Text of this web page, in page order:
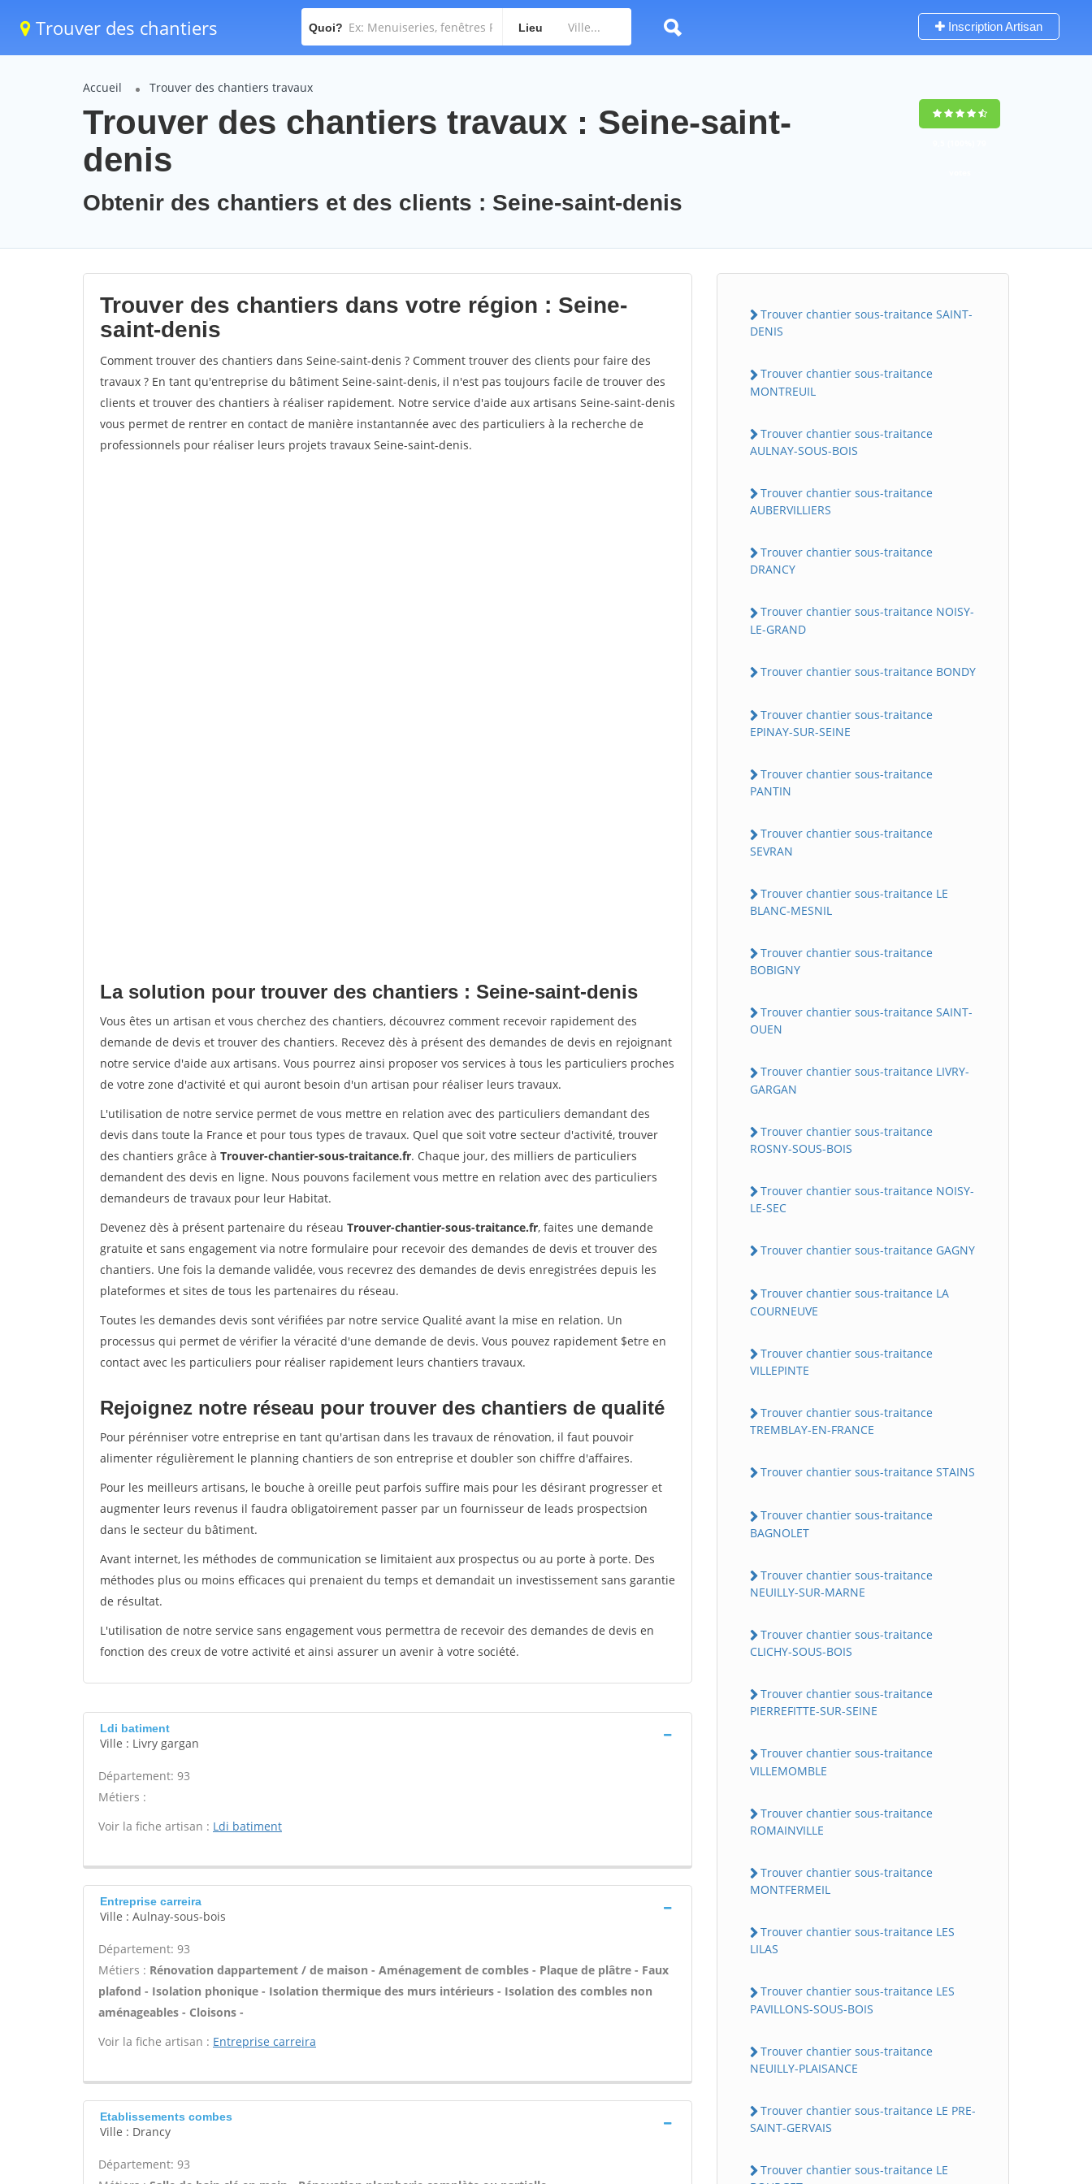
Trouver des chantiers Quoi? Lieu Inscription Artisan
Accueil Trouver des chantiers travaux
Trouver des chantiers travaux : Seine-saint-
denis
Obtenir des chantiers et des clients : Seine-saint-denis
Trouver des chantiers dans votre région : Seine-
saint-denis
Comment trouver des chantiers dans Seine-saint-denis ? Comment trouver des clients pour faire des
travaux ? En tant qu'entreprise du bâtiment Seine-saint-denis, il n'est pas toujours facile de trouver des
clients et trouver des chantiers à réaliser rapidement. Notre service d'aide aux artisans Seine-saint-denis
vous permet de rentrer en contact de manière instantannée avec des particuliers à la recherche de
professionnels pour réaliser leurs projets travaux Seine-saint-denis.
La solution pour trouver des chantiers : Seine-saint-denis
Vous êtes un artisan et vous cherchez des chantiers, découvrez comment recevoir rapidement des
demande de devis et trouver des chantiers. Recevez dès à présent des demandes de devis en rejoignant
notre service d'aide aux artisans. Vous pourrez ainsi proposer vos services à tous les particuliers proches
de votre zone d'activité et qui auront besoin d'un artisan pour réaliser leurs travaux.
L'utilisation de notre service permet de vous mettre en relation avec des particuliers demandant des
devis dans toute la France et pour tous types de travaux. Quel que soit votre secteur d'activité, trouver
des chantiers grâce à Trouver-chantier-sous-traitance.fr. Chaque jour, des milliers de particuliers
demandent des devis en ligne. Nous pouvons facilement vous mettre en relation avec des particuliers
demandeurs de travaux pour leur Habitat.
Devenez dès à présent partenaire du réseau Trouver-chantier-sous-traitance.fr, faites une demande
gratuite et sans engagement via notre formulaire pour recevoir des demandes de devis et trouver des
chantiers. Une fois la demande validée, vous recevrez des demandes de devis enregistrées depuis les
plateformes et sites de tous les partenaires du réseau.
Toutes les demandes devis sont vérifiées par notre service Qualité avant la mise en relation. Un
processus qui permet de vérifier la véracité d'une demande de devis. Vous pouvez rapidement $etre en
contact avec les particuliers pour réaliser rapidement leurs chantiers travaux.
Rejoignez notre réseau pour trouver des chantiers de qualité
Pour pérénniser votre entreprise en tant qu'artisan dans les travaux de rénovation, il faut pouvoir
alimenter régulièrement le planning chantiers de son entreprise et doubler son chiffre d'affaires.
Pour les meilleurs artisans, le bouche à oreille peut parfois suffire mais pour les désirant progresser et
augmenter leurs revenus il faudra obligatoirement passer par un fournisseur de leads prospectsion
dans le secteur du bâtiment.
Avant internet, les méthodes de communication se limitaient aux prospectus ou au porte à porte. Des
méthodes plus ou moins efficaces qui prenaient du temps et demandait un investissement sans garantie
de résultat.
L'utilisation de notre service sans engagement vous permettra de recevoir des demandes de devis en
fonction des creux de votre activité et ainsi assurer un avenir à votre société.
Ldi batiment
Ville : Livry gargan
Département: 93
Métiers :
Voir la fiche artisan : Ldi batiment
Entreprise carreira
Ville : Aulnay-sous-bois
Département: 93
Métiers : Rénovation dappartement / de maison - Aménagement de combles - Plaque de plâtre - Faux
plafond - Isolation phonique - Isolation thermique des murs intérieurs - Isolation des combles non
aménageables - Cloisons -
Voir la fiche artisan : Entreprise carreira
Etablissements combes
Ville : Drancy
Département: 93
Trouver chantier sous-traitance SAINT-
DENIS
Trouver chantier sous-traitance
MONTREUIL
Trouver chantier sous-traitance
AULNAY-SOUS-BOIS
Trouver chantier sous-traitance
AUBERVILLIERS
Trouver chantier sous-traitance
DRANCY
Trouver chantier sous-traitance NOISY-
LE-GRAND
Trouver chantier sous-traitance BONDY
Trouver chantier sous-traitance
EPINAY-SUR-SEINE
Trouver chantier sous-traitance
PANTIN
Trouver chantier sous-traitance
SEVRAN
Trouver chantier sous-traitance LE
BLANC-MESNIL
Trouver chantier sous-traitance
BOBIGNY
Trouver chantier sous-traitance SAINT-
OUEN
Trouver chantier sous-traitance LIVRY-
GARGAN
Trouver chantier sous-traitance
ROSNY-SOUS-BOIS
Trouver chantier sous-traitance NOISY-
LE-SEC
Trouver chantier sous-traitance GAGNY
Trouver chantier sous-traitance LA
COURNEUVE
Trouver chantier sous-traitance
VILLEPINTE
Trouver chantier sous-traitance
TREMBLAY-EN-FRANCE
Trouver chantier sous-traitance STAINS
Trouver chantier sous-traitance
BAGNOLET
Trouver chantier sous-traitance
NEUILLY-SUR-MARNE
Trouver chantier sous-traitance
CLICHY-SOUS-BOIS
Trouver chantier sous-traitance
PIERREFITTE-SUR-SEINE
Trouver chantier sous-traitance
VILLEMOMBLE
Trouver chantier sous-traitance
ROMAINVILLE
Trouver chantier sous-traitance
MONTFERMEIL
Trouver chantier sous-traitance LES
LILAS
Trouver chantier sous-traitance LES
PAVILLONS-SOUS-BOIS
Trouver chantier sous-traitance
NEUILLY-PLAISANCE
Trouver chantier sous-traitance LE PRE-
SAINT-GERVAIS
Trouver chantier sous-traitance LE